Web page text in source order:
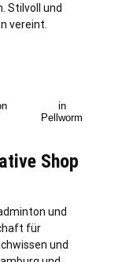
Stilvoll und
vereint.
in
Pellworm
Shop
und
für
und